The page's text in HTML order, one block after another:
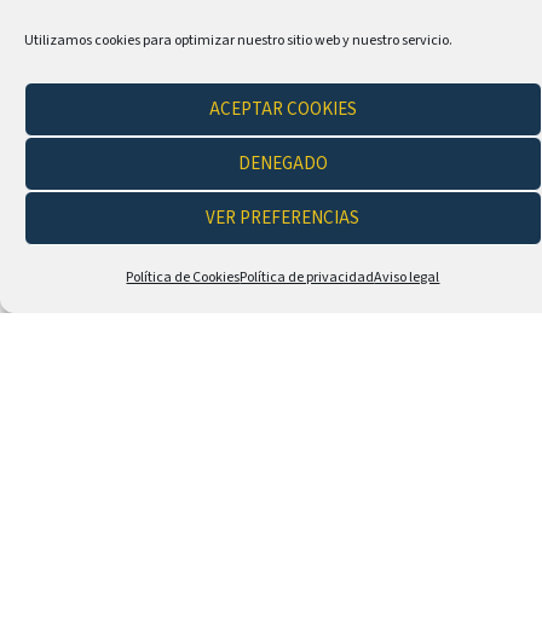
Utilizamos cookies para optimizar nuestro sitio web y nuestro servicio.
ACEPTAR COOKIES
DENEGADO
VER PREFERENCIAS
Política de CookiesPolítica de privacidadAviso legal
NOMBRE *
EMPRESA